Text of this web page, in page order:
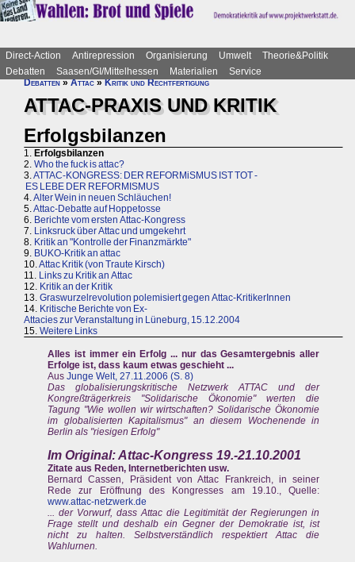
Direct-Action Antirepression Organisierung Umwelt
Theorie&Politik
Debatten
Saasen/GI/Mittelhessen Materialien
Service
Debatten»Attac»Kritik und Rechtfertigung
ATTAC-PRAXIS UND KRITIK
Erfolgsbilanzen
1. Erfolgsbilanzen
2. Who the fuck is attac?
3.ATTAC-KONGRESS: DER REFORMiSMUS IST TOT -
ES LEBE DER REFORMISMUS
4.Alter Wein in neuen Schläuchen!
5.Attac-Debatte auf Hoppetosse
6. Berichte vom ersten Attac-Kongress
7. Linksruck über Attac und umgekehrt
8. Kritik an "Kontrolle der Finanzmärkte"
9. BUKO-Kritik an attac
10.Attac Kritik (von Traute Kirsch)
11. Links zu Kritik an Attac
12. Kritik an der Kritik
13. Graswurzelrevolution polemisiert gegen Attac-KritikerInnen
14. Kritische Berichte von Ex-
Attacies zur Veranstaltung in Lüneburg, 15.12.2004
15. Weitere Links
Alles ist immer ein Erfolg ... nur das Gesamtergebnis aller
Erfolge ist, dass kaum etwas geschieht ...
Aus Junge Welt, 27.11.2006 (S. 8)
Das globalisierungskritische Netzwerk ATTAC und der
Kongreßträgerkreis "Solidarische Ökonomie" werten die
Tagung "Wie wollen wir wirtschaften? Solidarische Ökonomie
im globalisierten Kapitalismus" an diesem Wochenende in
Berlin als "riesigen Erfolg"
Im Original: Attac-Kongress 19.-21.10.2001
Zitate aus Reden, Internetberichten usw.
Bernard Cassen, Präsident von Attac Frankreich, in seiner
Rede zur Eröffnung des Kongresses am 19.10., Quelle:
www.attac-netzwerk.de
... der Vorwurf, dass Attac die Legitimität der Regierungen in
Frage stellt und deshalb ein Gegner der Demokratie ist, ist
nicht zu halten. Selbstverständlich respektiert Attac die
Wahlurnen.